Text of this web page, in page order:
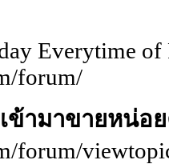
Everytime of
forum/
ข้ามาขายหน่อ
forum/